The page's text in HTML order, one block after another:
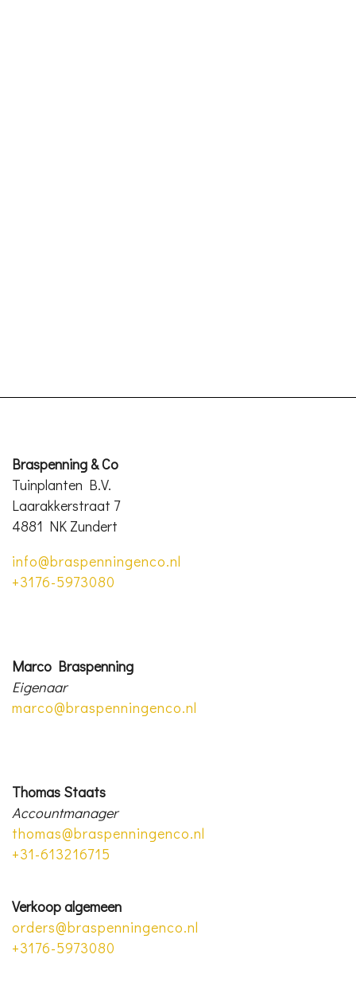
Braspenning & Co
Tuinplanten B.V.
Laarakkerstraat 7
4881 NK Zundert
info@braspenningenco.nl
+3176-5973080
Marco Braspenning
Eigenaar
marco@braspenningenco.nl
Thomas Staats
Accountmanager
thomas@braspenningenco.nl
+31-613216715
Verkoop algemeen
orders@braspenningenco.nl
+3176-5973080